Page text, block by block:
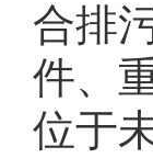
合排
件、
位于